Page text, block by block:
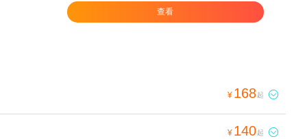
查看
¥ 168起 
¥ 140起 